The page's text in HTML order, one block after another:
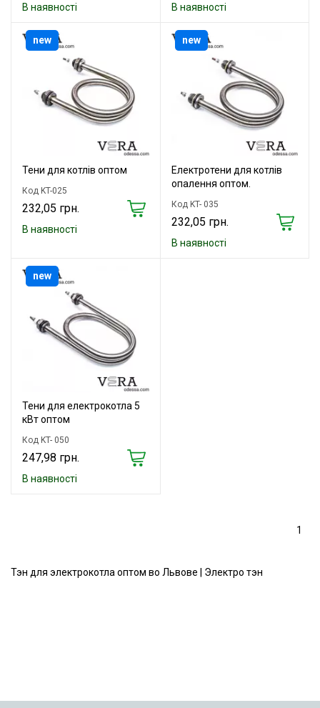
В наявності В наявності
Тени для котлів оптом
Код KT-025
232,05 грн.
В наявності
new
Електротени для котлів
опалення оптом.
Код KT- 035
232,05 грн.
В наявності
new
Тени для електрокотла 5
кВт оптом
Код KT- 050
247,98 грн.
В наявності
new
1
Тэн для электрокотла оптом во Львове | Электро тэн